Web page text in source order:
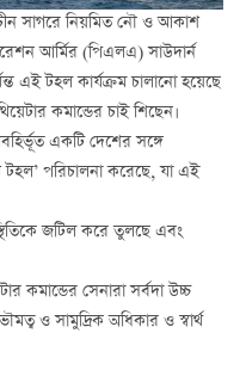
সাগরে নিয়মিত নৌ ও আকাশ
আর্মির (পিএলএ) সাউদার্ন
এই টহল কার্যক্রম চালানো হয়েছে
কমান্ডের চাই শিছেন।
একটি দেশের সঙ্গে
পরিচালনা করেছে, যা এই
জটিল করে তুলছে এবং
কমান্ডের সেনারা সর্বদা উচ্চ
ও সামুদ্রিক অধিকার ও স্বার্থ